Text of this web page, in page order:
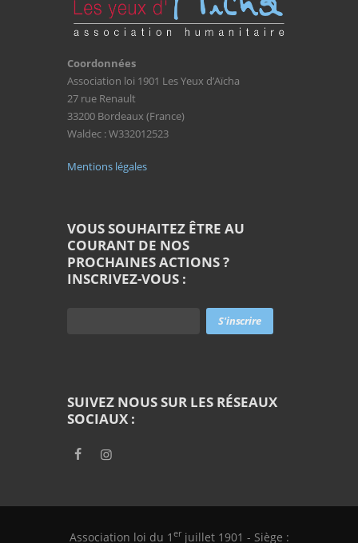
Coordonnées
Association loi 1901 Les Yeux d’Aïcha
27 rue Renault
33200 Bordeaux (France)
Waldec : W332012523
Mentions légales
VOUS SOUHAITEZ ÊTRE AU
COURANT DE NOS
PROCHAINES ACTIONS ?
INSCRIVEZ-VOUS :
SUIVEZ NOUS SUR LES RÉSEAUX
SOCIAUX :
Association loi du 1 erjuillet 1901 - Siège :